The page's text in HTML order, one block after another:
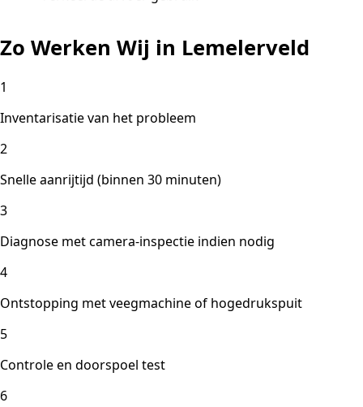
Zo Werken Wij in Lemelerveld
1
Inventarisatie van het probleem
2
Snelle aanrijtijd (binnen 30 minuten)
3
Diagnose met camera-inspectie indien nodig
4
Ontstopping met veegmachine of hogedrukspuit
5
Controle en doorspoel test
6